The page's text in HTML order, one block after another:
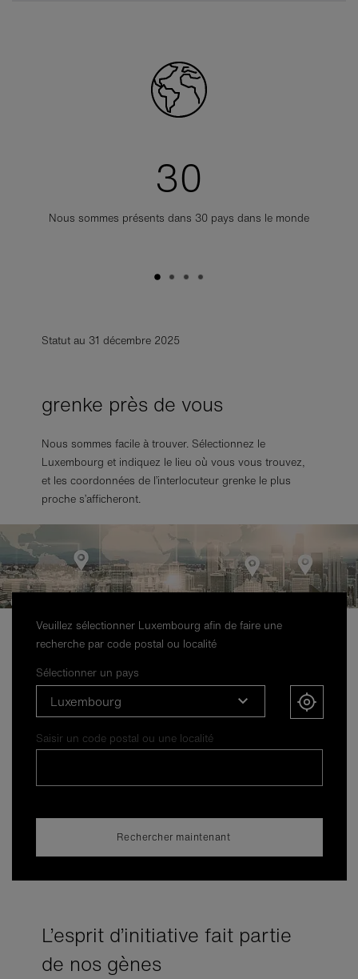
30
Nous sommes présents dans 30 pays dans le monde
Statut au 31 décembre 2025
grenke près de vous
Nous sommes facile à trouver. Sélectionnez le
Luxembourg et indiquez le lieu où vous vous trouvez,
et les coordonnées de l’interlocuteur grenke le plus
proche s’afficheront.
Veuillez sélectionner Luxembourg afin de faire une
recherche par code postal ou localité
Luxembourg
Sélectionner un pays
Saisir un code postal ou une localité
Rechercher maintenant
L’esprit d’initiative fait partie
de nos gènes